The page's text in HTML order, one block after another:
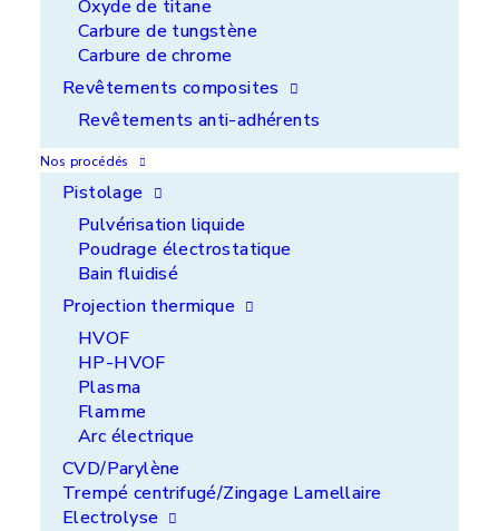
Oxyde de titane
Carbure de tungstène
Carbure de chrome
Revêtements composites
Revêtements anti-adhérents
Nos procédés
Pistolage
Pulvérisation liquide
Poudrage électrostatique
Bain fluidisé
Projection thermique
HVOF
HP-HVOF
Plasma
Flamme
Arc électrique
CVD/Parylène
Trempé centrifugé/Zingage Lamellaire
Electrolyse
prolonger la performance de toutes vos pièces
mécaniques, quel que soit leur environnement.
En savoir plus